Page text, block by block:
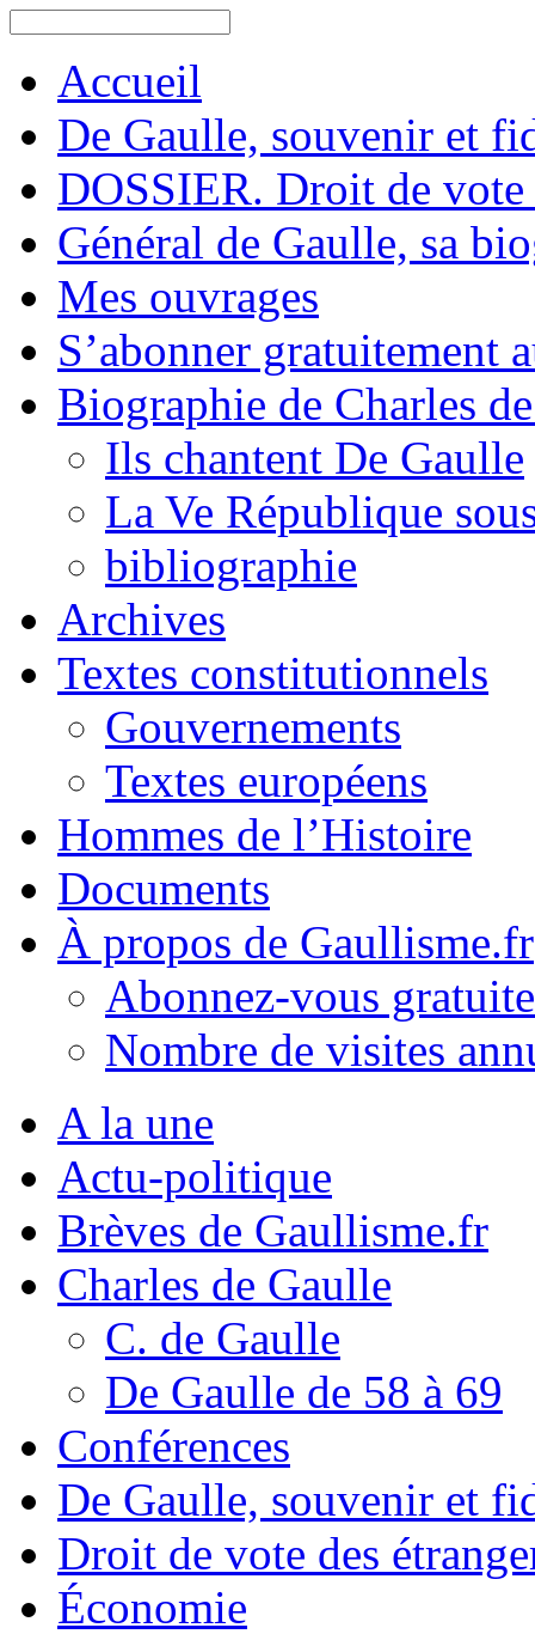
Accueil
De Gaulle, souvenir et
DOSSIER. Droit de vote
Général de Gaulle, sa
Mes ouvrages
S’abonner gratuitement
Biographie de Charles
Ils chantent De Gaulle
La Ve République
bibliographie
Archives
Textes constitutionnels
Gouvernements
Textes européens
Hommes de l’Histoire
Documents
À propos de Gaullisme.fr
Abonnez-vous
Nombre de visites
A la une
Actu-politique
Brèves de Gaullisme.fr
Charles de Gaulle
C. de Gaulle
De Gaulle de 58 à 69
Conférences
De Gaulle, souvenir et
Droit de vote des
Économie